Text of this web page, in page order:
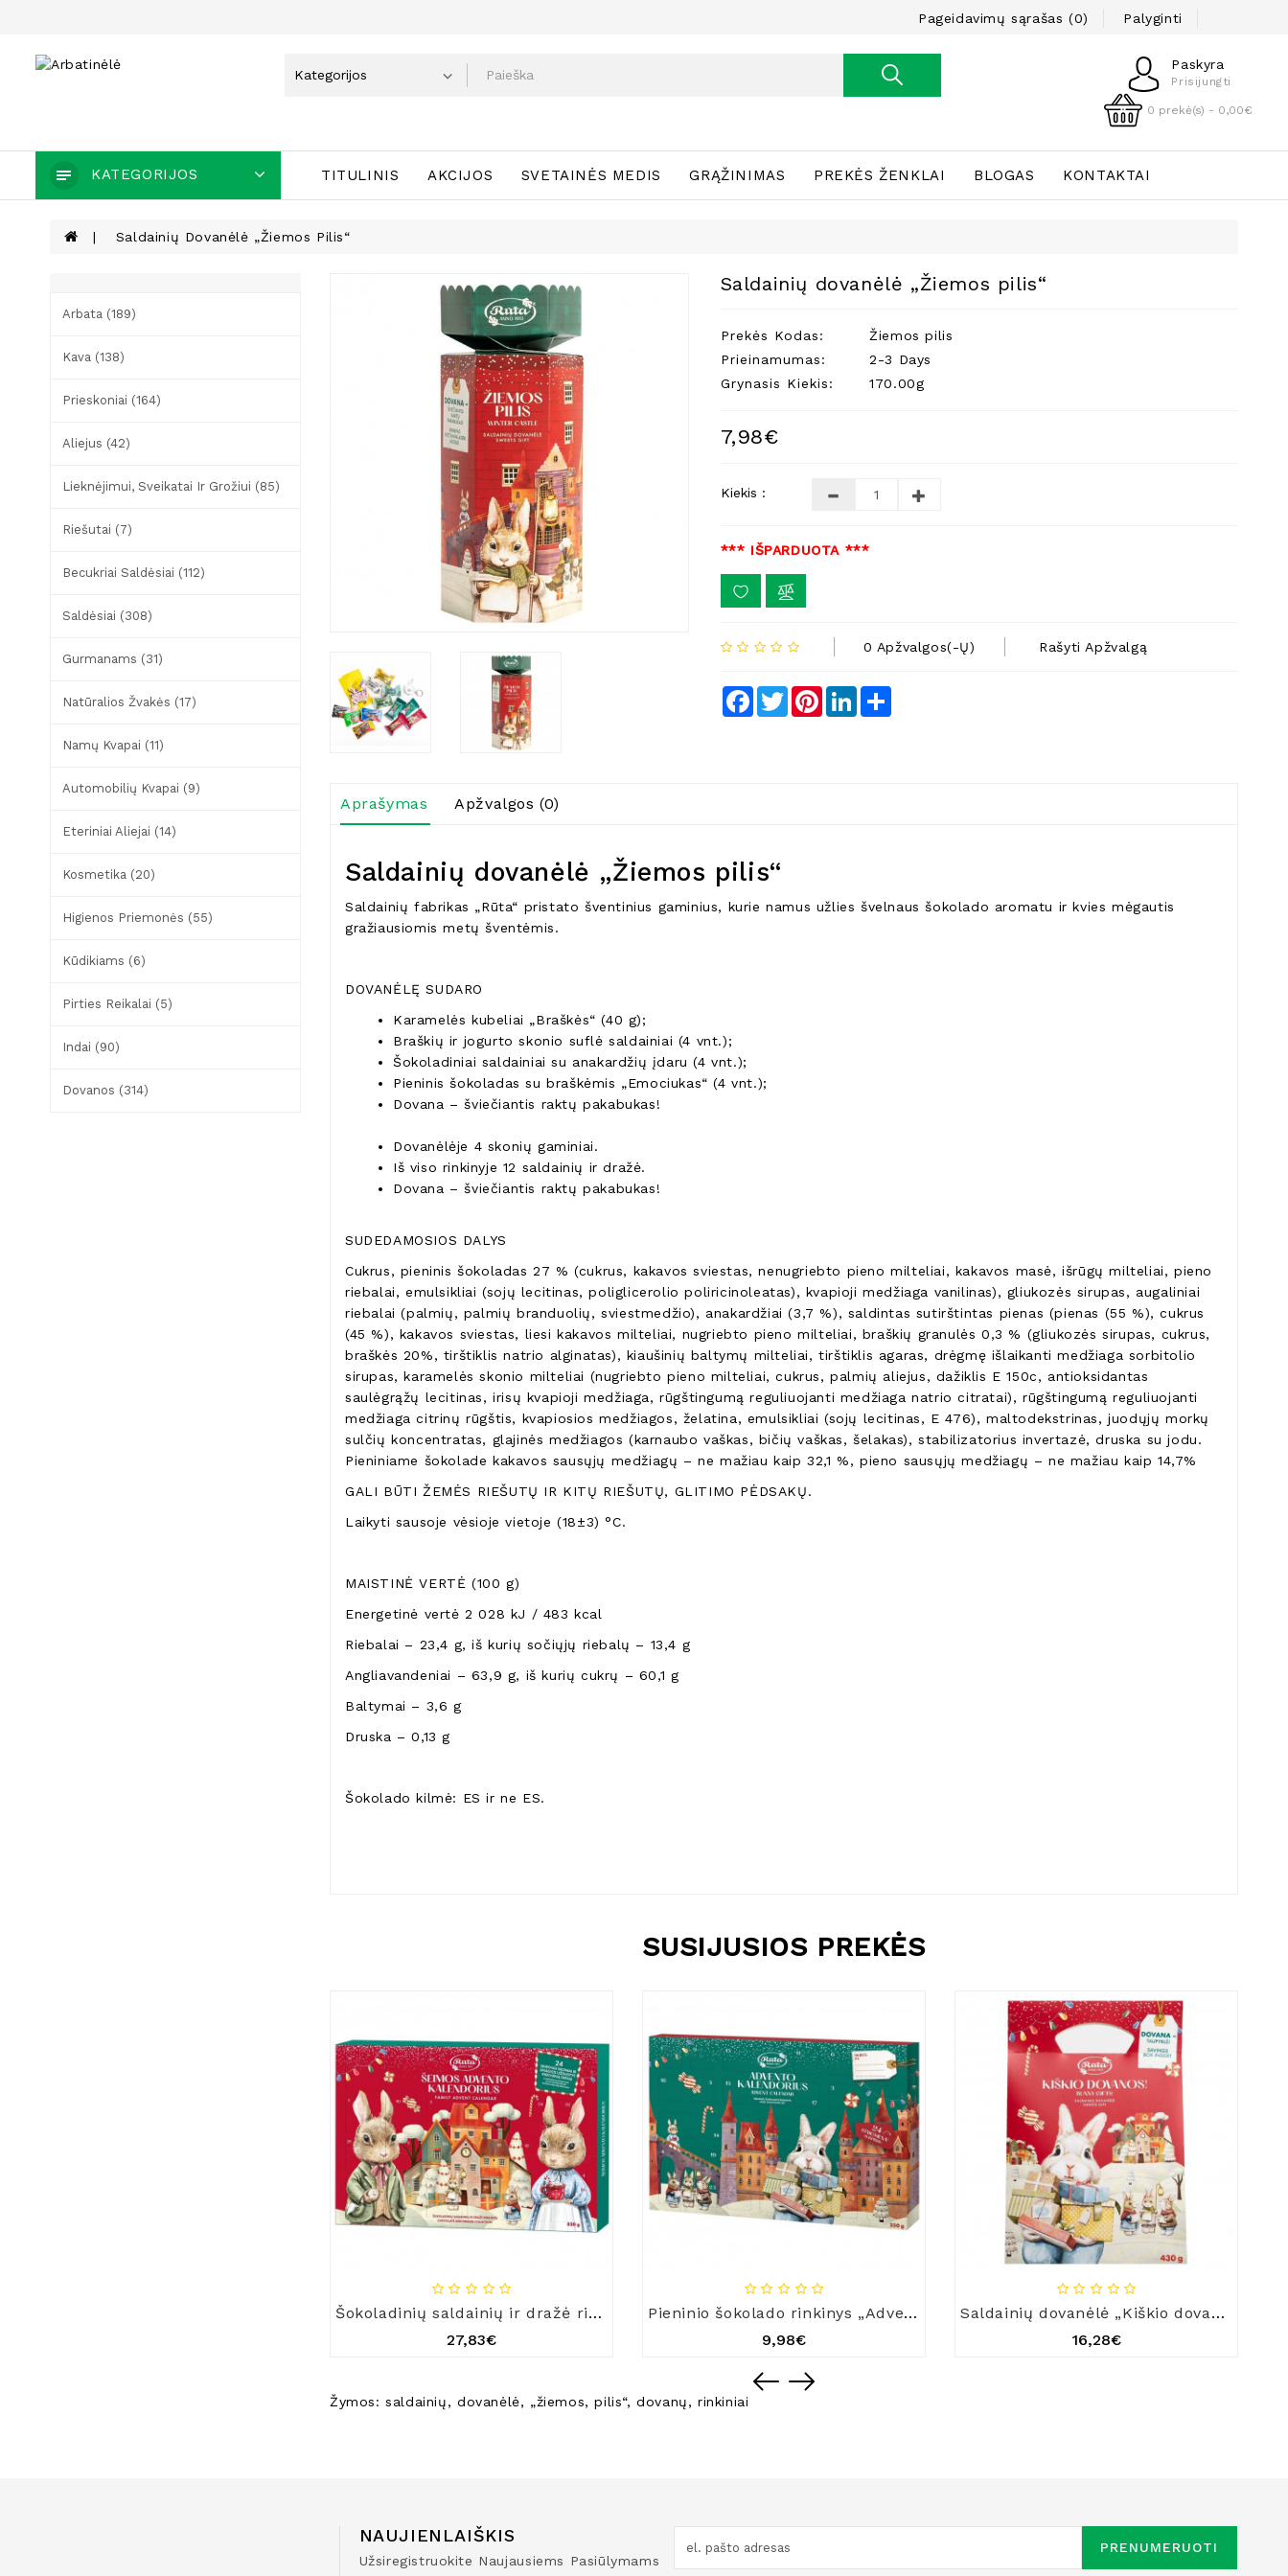
Pageidavimų sąrašas (0) Palyginti
Paskyra
Prisijungti
0 prekė(s) - 0,00€
KATEGORIJOS TITULINIS AKCIJOS SVETAINĖS MEDIS GRĄŽINIMAS PREKĖS ŽENKLAI BLOGAS KONTAKTAI
Saldainių Dovanėlė „Žiemos Pilis“
Arbata (189)
Kava (138)
Prieskoniai (164)
Aliejus (42)
Lieknėjimui, Sveikatai Ir Grožiui (85)
Riešutai (7)
Becukriai Saldėsiai (112)
Saldėsiai (308)
Gurmanams (31)
Natūralios Žvakės (17)
Namų Kvapai (11)
Automobilių Kvapai (9)
Eteriniai Aliejai (14)
Kosmetika (20)
Higienos Priemonės (55)
Kūdikiams (6)
Pirties Reikalai (5)
Indai (90)
Dovanos (314)
Saldainių dovanėlė „Žiemos pilis“
Prekės Kodas:
Žiemos pilis
Prieinamumas:
2-3 Days
Grynasis Kiekis:
170.00g
7,98€
Kiekis :
*** IŠPARDUOTA ***
0 Apžvalgos(-Ų) Rašyti Apžvalgą
Facebook
TwitterPinterestLinkedInShare
Aprašymas Apžvalgos (0)
Saldainių dovanėlė „Žiemos pilis“
Saldainių fabrikas „Rūta“ pristato šventinius gaminius, kurie namus užlies švelnaus šokolado aromatu ir kvies mėgautis
gražiausiomis metų šventėmis.
DOVANĖLĘ SUDARO
Karamelės kubeliai „Braškės“ (40 g);
Braškių ir jogurto skonio suflė saldainiai (4 vnt.);
Šokoladiniai saldainiai su anakardžių įdaru (4 vnt.);
Pieninis šokoladas su braškėmis „Emociukas“ (4 vnt.);
Dovana – šviečiantis raktų pakabukas!
Dovanėlėje 4 skonių gaminiai.
Iš viso rinkinyje 12 saldainių ir dražė.
Dovana – šviečiantis raktų pakabukas!
SUDEDAMOSIOS DALYS
Cukrus, pieninis šokoladas 27 % (cukrus, kakavos sviestas, nenugriebto pieno milteliai, kakavos masė, išrūgų milteliai, pieno
riebalai, emulsikliai (sojų lecitinas, poliglicerolio poliricinoleatas), kvapioji medžiaga vanilinas), gliukozės sirupas, augaliniai
riebalai (palmių, palmių branduolių, sviestmedžio), anakardžiai (3,7 %), saldintas sutirštintas pienas (pienas (55 %), cukrus
(45 %), kakavos sviestas, liesi kakavos milteliai, nugriebto pieno milteliai, braškių granulės 0,3 % (gliukozės sirupas, cukrus,
braškės 20%, tirštiklis natrio alginatas), kiaušinių baltymų milteliai, tirštiklis agaras, drėgmę išlaikanti medžiaga sorbitolio
sirupas, karamelės skonio milteliai (nugriebto pieno milteliai, cukrus, palmių aliejus, dažiklis E 150c, antioksidantas
saulėgrąžų lecitinas, irisų kvapioji medžiaga, rūgštingumą reguliuojanti medžiaga natrio citratai), rūgštingumą reguliuojanti
medžiaga citrinų rūgštis, kvapiosios medžiagos, želatina, emulsikliai (sojų lecitinas, E 476), maltodekstrinas, juodųjų morkų
sulčių koncentratas, glajinės medžiagos (karnaubo vaškas, bičių vaškas, šelakas), stabilizatorius invertazė, druska su jodu.
Pieniniame šokolade kakavos sausųjų medžiagų – ne mažiau kaip 32,1 %, pieno sausųjų medžiagų – ne mažiau kaip 14,7%
GALI BŪTI ŽEMĖS RIEŠUTŲ IR KITŲ RIEŠUTŲ, GLITIMO PĖDSAKŲ.
Laikyti sausoje vėsioje vietoje (18±3) °C.
MAISTINĖ VERTĖ (100 g)
Energetinė vertė 2 028 kJ / 483 kcal
Riebalai – 23,4 g, iš kurių sočiųjų riebalų – 13,4 g
Angliavandeniai – 63,9 g, iš kurių cukrų – 60,1 g
Baltymai – 3,6 g
Druska – 0,13 g
Šokolado kilmė: ES ir ne ES.
SUSIJUSIOS PREKĖS
Šokoladinių saldainių ir dražė rinkinys „Šeimos advento kalendorius“
27,83€
Pieninio šokolado rinkinys „Advento kalendorius“
9,98€
Saldainių dovanėlė „Kiškio dovanos“
16,28€
Žymos:saldainių, dovanėlė, „žiemos,pilis“,dovanų, rinkiniai
NAUJIENLAIŠKIS
Užsiregistruokite Naujausiems Pasiūlymams
PRENUMERUOTI